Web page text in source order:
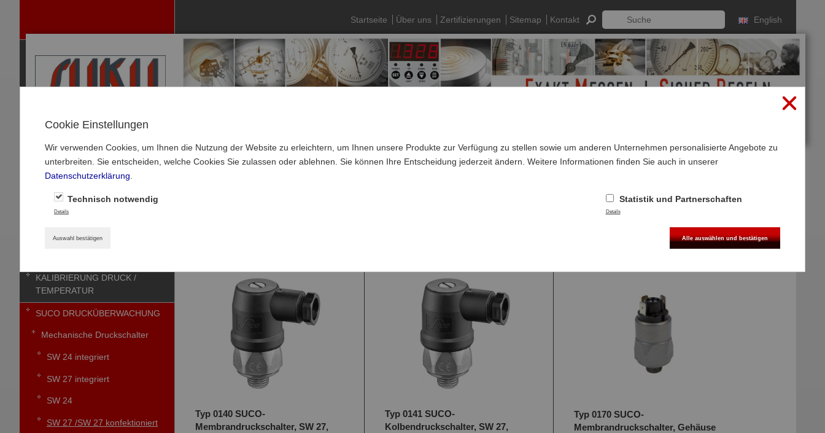
Startseite Über uns Zertifizierungen Sitemap Kontakt English
RODUKTE
MANOMETER-ZUBEHÖR
KALIBRIERUNG DRUCK /
TEMPERATUR
SUCO DRUCKÜBERWACHUNG
Mechanische Druckschalter
SW 24 integriert
SW 27 integriert
SW 24
SW 27 /SW 27 konfektioniert
Registrieren
Anmelden
SW 27 /SW 27 konfektioniert
Typ 0140 SUCO-
Membrandruckschalter, SW 27,
Typ 0141 SUCO-
Kolbendruckschalter, SW 27,
Typ 0170 SUCO-
Membrandruckschalter, Gehäuse
Cookie Einstellungen
Wir verwenden Cookies, um Ihnen die Nutzung der Website zu erleichtern, um Ihnen unsere Produkte zur Verfügung zu stellen sowie um anderen Unternehmen personalisierte Angebote zu
unterbreiten. Sie entscheiden, welche Cookies Sie zulassen oder ablehnen. Sie können Ihre Entscheidung jederzeit ändern. Weitere Informationen finden Sie auch in unserer
Datenschutzerklärung
Technisch notwendig
Details
Statistik und Partnerschaften
Details
Auswahl bestätigen Alle auswählen und bestätigen